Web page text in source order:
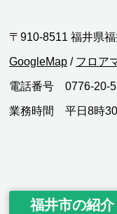
〒910-8511 福井県
GoogleMap / フロア
電話番号 0776-20-
業務時間 平日8時
福井市の紹介